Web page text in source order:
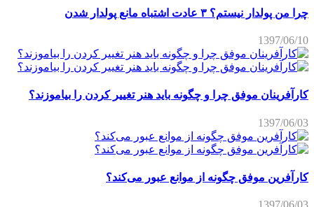
چرا من پولدار نیستم؟ ۳ عادت اشتباه مانع پولدار شدن
1397/06/10
کارآفرینان موفق چرا و چگونه باید هنر تغییر کردن را بیاموزند؟
1397/06/03
کارآفرین موفق چگونه از موانع عبور می‌کند؟